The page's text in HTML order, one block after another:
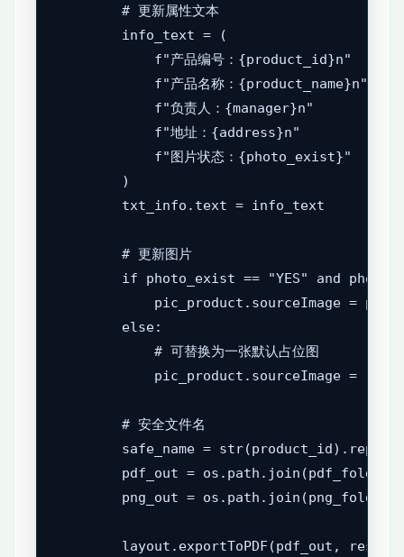
        # 更新属性文本
        info_text = (
            f"产品编号：{product_id}n"
            f"产品名称：{product_name}n"
            f"负责人：{manager}n"
            f"地址：{address}n"
            f"图片状态：{photo_exist}"
        )
        txt_info.text = info_text
        # 更新图片
if photo_exist == "YES" and
pic_product.sourceImage =
        else:
            # 可替换为一张默认占位图
            pic_product.sourceImage = ""
        # 安全文件名
safe_name =
pdf_out =
png_out =
layout.exportToPDF(pdf_out,